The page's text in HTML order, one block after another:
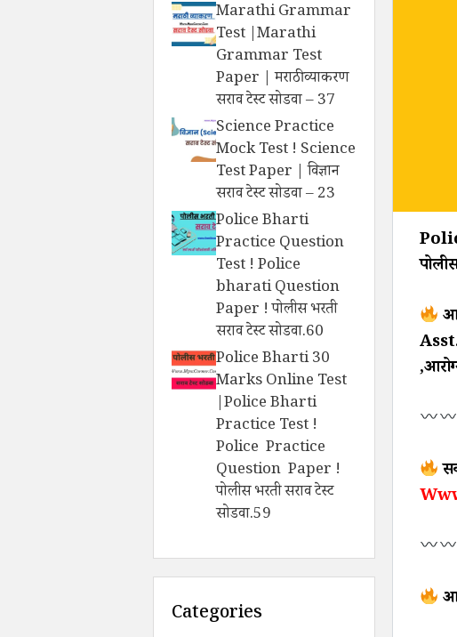
Marathi Grammar
Test |Marathi
Grammar Test
Paper | मराठी व्याकरण
सराव टेस्ट सोडवा – 37
Science Practice
Mock Test ! Science
Test Paper | विज्ञान
सराव टेस्ट सोडवा – 23
Police Bharti
Practice Question
Test ! Police
bharati Question
Paper ! पोलीस भरती
सराव टेस्ट सोडवा.60
Police Bharti 30
Marks Online Test
|Police Bharti
Practice Test !
Police Practice
Question Paper !
पोलीस भरती सराव टेस्ट
सोडवा.59
Categories